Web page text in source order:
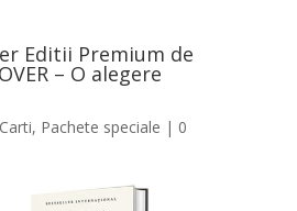
Editii Premium de
– O alegere
Carti, Pachete speciale | 0